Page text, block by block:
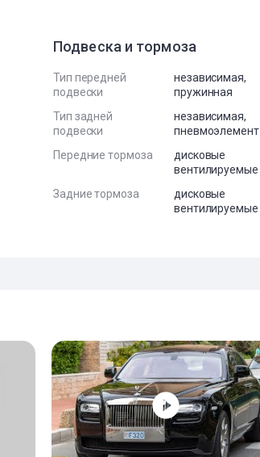
Подвеска и тормоза
Тип передней
подвески
независимая,
пружинная
Тип задней
подвески
независимая,
пневмоэлемент
Передние тормоза
дисковые
вентилируемые
Задние тормоза
дисковые
вентилируемые